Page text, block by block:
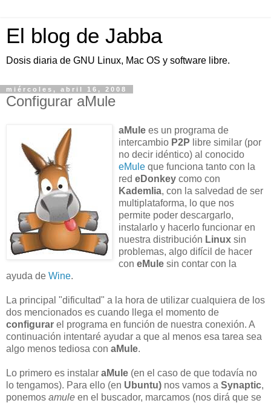
El blog de Jabba
Dosis diaria de GNU Linux, Mac OS y software libre.
miércoles, abril 16, 2008
Configurar aMule
aMule es un programa de
intercambio P2P libre similar (por
no decir idéntico) al conocido
eMule que funciona tanto con la
red eDonkey como con
Kademlia, con la salvedad de ser
multiplataforma, lo que nos
permite poder descargarlo,
instalarlo y hacerlo funcionar en
nuestra distribución Linux sin
problemas, algo difícil de hacer
con eMule sin contar con la
ayuda de Wine.
La principal "dificultad" a la hora de utilizar cualquiera de los
dos mencionados es cuando llega el momento de
configurar el programa en función de nuestra conexión. A
continuación intentaré ayudar a que al menos esa tarea sea
algo menos tediosa con aMule.
Lo primero es instalar aMule (en el caso de que todavía no
lo tengamos). Para ello (en Ubuntu) nos vamos a Synaptic,
ponemos amule en el buscador, marcamos (nos dirá que se